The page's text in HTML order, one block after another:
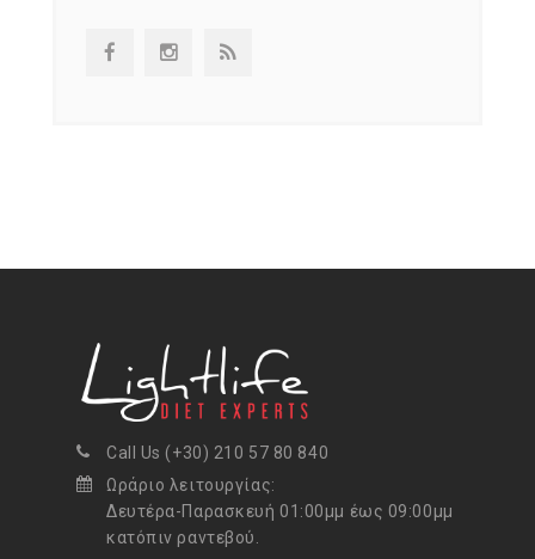
Call Us (+30) 210 57 80 840
Ωράριο λειτουργίας:
Δευτέρα-Παρασκευή 01:00μμ έως 09:00μμ
κατόπιν ραντεβού.